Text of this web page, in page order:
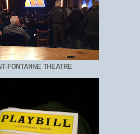
FONTANNE THEATRE